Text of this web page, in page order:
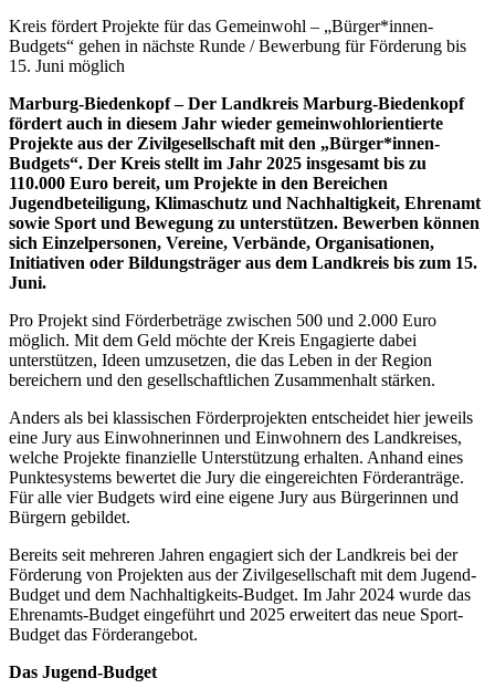
Kreis fördert Projekte für das Gemeinwohl – „Bürger*innen-
Budgets“ gehen in nächste Runde / Bewerbung für Förderung bis
15. Juni möglich
Marburg-Biedenkopf – Der Landkreis Marburg-Biedenkopf
fördert auch in diesem Jahr wieder gemeinwohlorientierte
Projekte aus der Zivilgesellschaft mit den „Bürger*innen-
Budgets“. Der Kreis stellt im Jahr 2025 insgesamt bis zu
110.000 Euro bereit, um Projekte in den Bereichen
Jugendbeteiligung, Klimaschutz und Nachhaltigkeit, Ehrenamt
sowie Sport und Bewegung zu unterstützen. Bewerben können
sich Einzelpersonen, Vereine, Verbände, Organisationen,
Initiativen oder Bildungsträger aus dem Landkreis bis zum 15.
Juni.
Pro Projekt sind Förderbeträge zwischen 500 und 2.000 Euro
möglich. Mit dem Geld möchte der Kreis Engagierte dabei
unterstützen, Ideen umzusetzen, die das Leben in der Region
bereichern und den gesellschaftlichen Zusammenhalt stärken.
Anders als bei klassischen Förderprojekten entscheidet hier jeweils
eine Jury aus Einwohnerinnen und Einwohnern des Landkreises,
welche Projekte finanzielle Unterstützung erhalten. Anhand eines
Punktesystems bewertet die Jury die eingereichten Förderanträge.
Für alle vier Budgets wird eine eigene Jury aus Bürgerinnen und
Bürgern gebildet.
Bereits seit mehreren Jahren engagiert sich der Landkreis bei der
Förderung von Projekten aus der Zivilgesellschaft mit dem Jugend-
Budget und dem Nachhaltigkeits-Budget. Im Jahr 2024 wurde das
Ehrenamts-Budget eingeführt und 2025 erweitert das neue Sport-
Budget das Förderangebot.
Das Jugend-Budget